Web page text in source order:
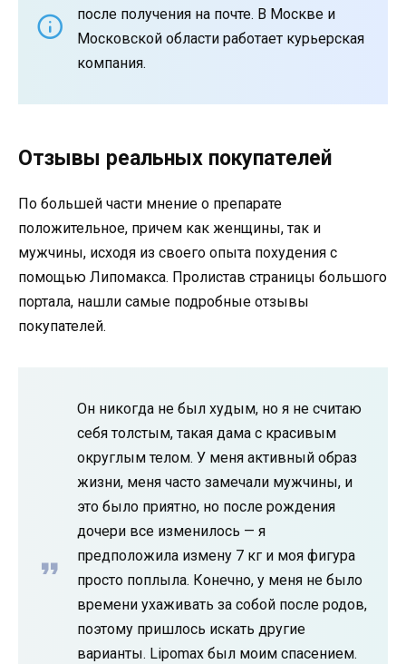
после получения на почте. В Москве и
Московской области работает курьерская
компания.
Отзывы реальных покупателей
По большей части мнение о препарате
положительное, причем как женщины, так и
мужчины, исходя из своего опыта похудения с
помощью Липомакса. Пролистав страницы большого
портала, нашли самые подробные отзывы
покупателей.
Он никогда не был худым, но я не считаю
себя толстым, такая дама с красивым
округлым телом. У меня активный образ
жизни, меня часто замечали мужчины, и
это было приятно, но после рождения
дочери все изменилось — я
предположила измену 7 кг и моя фигура
просто поплыла. Конечно, у меня не было
времени ухаживать за собой после родов,
поэтому пришлось искать другие
варианты. Lipomax был моим спасением.